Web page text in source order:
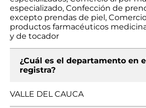
especializado, Confección de
excepto prendas de piel,
productos farmacéuticos
y de tocador
¿Cuál es el departamento en
registra?
VALLE DEL CAUCA